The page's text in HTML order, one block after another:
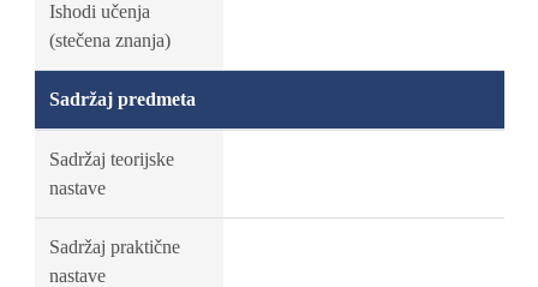
Ishodi učenja
(stečena znanja)
Sadržaj predmeta
Sadržaj teorijske
nastave
Sadržaj praktične
nastave